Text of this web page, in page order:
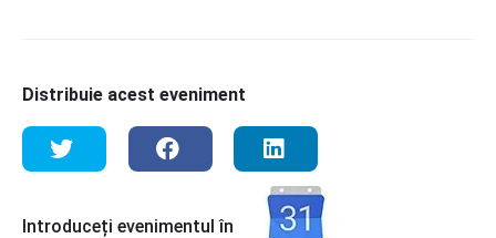
Distribuie acest eveniment
Introduceți evenimentul în